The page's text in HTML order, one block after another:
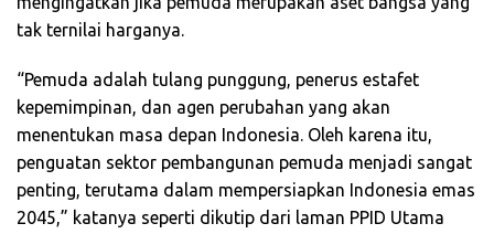
tak ternilai harganya.
“Pemuda adalah tulang punggung, penerus estafet
kepemimpinan, dan agen perubahan yang akan
menentukan masa depan Indonesia. Oleh karena itu,
penguatan sektor pembangunan pemuda menjadi sangat
penting, terutama dalam mempersiapkan Indonesia emas
2045,” katanya seperti dikutip dari laman PPID Utama